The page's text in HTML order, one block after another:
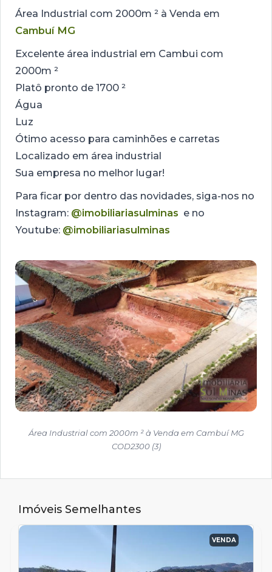
Área Industrial com 2000m ² à Venda em
Cambuí MG
Excelente área industrial em Cambui com
2000m ²
Platô pronto de 1700 ²
Água
Luz
Ótimo acesso para caminhões e carretas
Localizado em área industrial
Sua empresa no melhor lugar!
Para ficar por dentro das novidades, siga-nos no
Instagram: @imobiliariasulminas e no
Youtube: @imobiliariasulminas
Área Industrial com 2000m ² à Venda em Cambuí MG
COD2300 (3)
Imóveis Semelhantes
VENDA